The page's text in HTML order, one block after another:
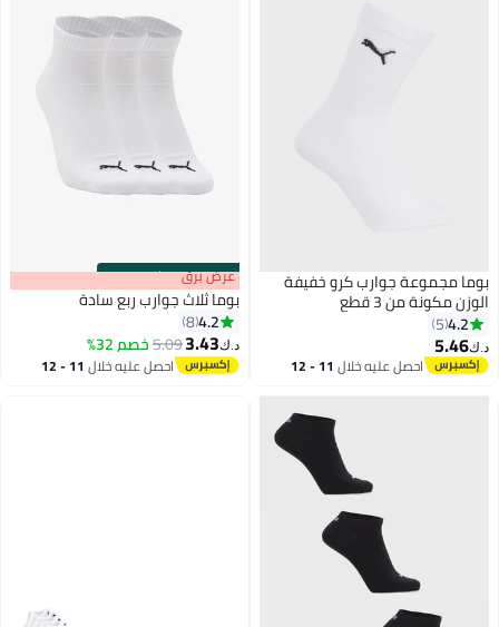
بوما مجموعة جوارب كرو خفيفة
الوزن مكونة من 3 قطع
4.2
5
د.ك‏5.46
احصل عليه خلال 11 - 12
00m:00s
·باقي 100% عرض برق
بوما ثلاث جوارب ربع سادة
4.2
8
د.ك‏3.43
5.09خصم 32%
احصل عليه خلال 11 - 12